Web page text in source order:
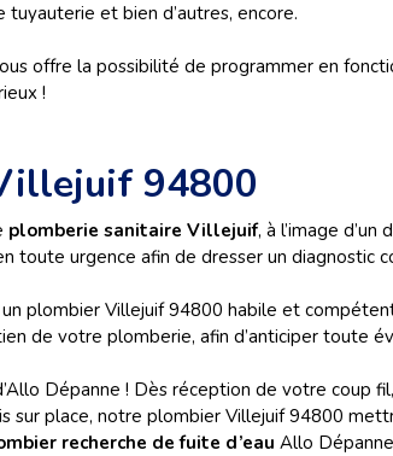
et bien d’autres, encore.
offre la possibilité de programmer en
!
94800
plomberie sanitaire Villejuif, à l’image
toute urgence afin de dresser un diagnostic
plombier Villejuif 94800 habile et
de votre plomberie, afin d’anticiper toute
Dépanne ! Dès réception de votre coup
sur place, notre plombier Villejuif 94800
recherche de fuite d’eau Allo